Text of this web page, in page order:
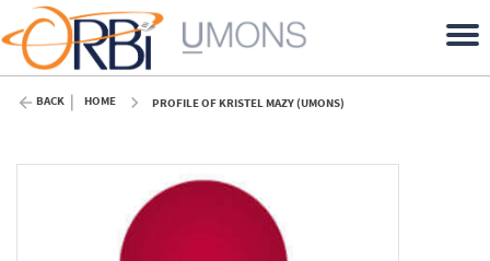
BACK HOME PROFILE OF KRISTEL MAZY (UMONS)